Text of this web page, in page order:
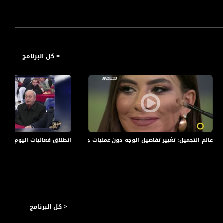
< كل البرنامج
انطلاق فعاليات اليوم
عالم التجميل: تغيير تفاصيل الوجه دون عمليات جراحية،سرين ابو شقرة، رندا نصار ،صباحنا
مساواة،04.08.2020.،مساواة
< كل البرنامج